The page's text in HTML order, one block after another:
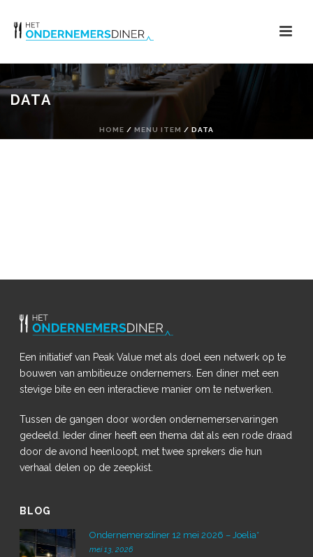
DATA
HOME / MENU ITEM / DATA
Een initiatief van Peak Value met als doel een netwerk op te
bouwen van ambitieuze ondernemers. Een diner met een
stevige bite en een interactieve manier om te netwerken.
Tussen de gangen door worden ondernemerservaringen
gedeeld. Ieder diner heeft een thema dat als een rode draad
door de avond heenloopt, met twee sprekers die hun
verhaal delen op de zeepkist.
BLOG
Ondernemersdiner 12 mei 2026 – Joelia*
mei 13, 2026